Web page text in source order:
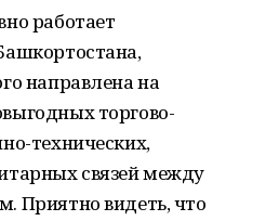
работает
направлена на
торгово-
технических,
связей между
Приятно видеть, что